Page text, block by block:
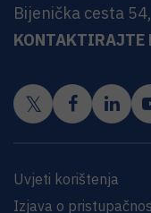
Bijenička cesta
KONTAKTIRAJTE
Uvjeti korištenja
Izjava o